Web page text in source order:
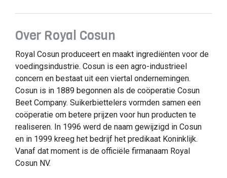
Over Royal Cosun
Royal Cosun produceert en maakt ingrediënten voor de
voedingsindustrie. Cosun is een agro-industrieel
concern en bestaat uit een viertal ondernemingen.
Cosun is in 1889 begonnen als de coöperatie Cosun
Beet Company. Suikerbiettelers vormden samen een
coöperatie om betere prijzen voor hun producten te
realiseren. In 1996 werd de naam gewijzigd in Cosun
en in 1999 kreeg het bedrijf het predikaat Koninklijk.
Vanaf dat moment is de officiële firmanaam Royal
Cosun NV.